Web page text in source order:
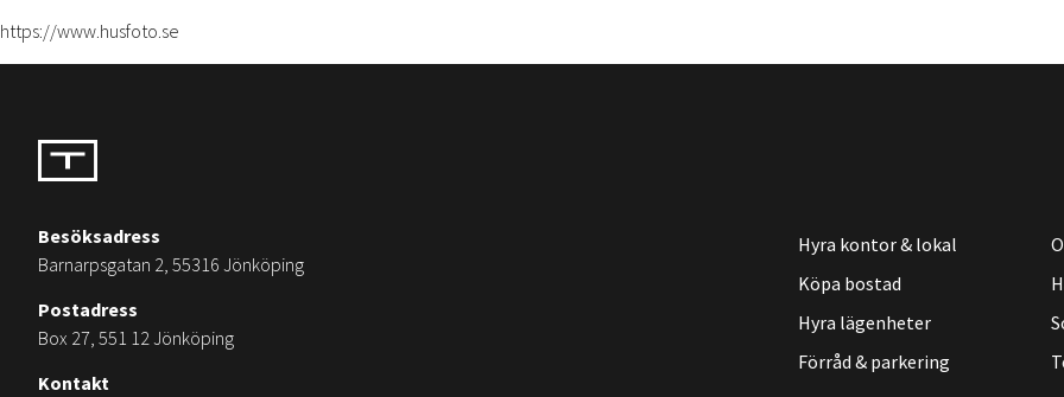
https://www.husfoto.se
Besöksadress
Barnarpsgatan 2, 55316 Jönköping
Postadress
Box 27, 551 12 Jönköping
Kontakt
Hyra kontor & lokal
Köpa bostad
Hyra lägenheter
Förråd & parkering